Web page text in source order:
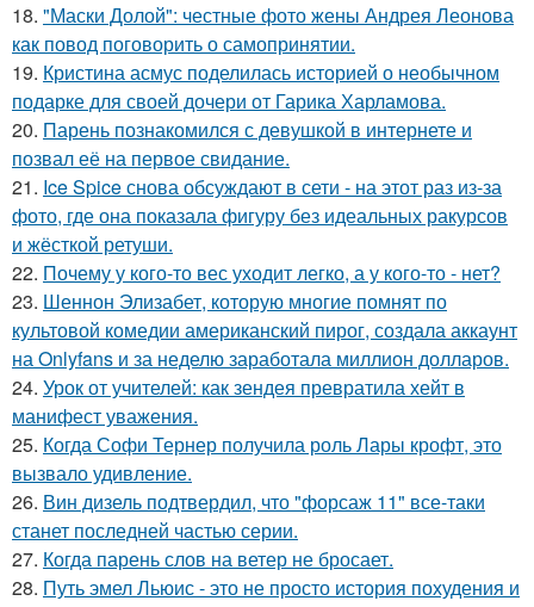
18. "Маски Долой": честные фото жены Андрея Леонова
как повод поговорить о самопринятии.
19. Кристина асмус поделилась историей о необычном
подарке для своей дочери от Гарика Харламова.
20. Парень познакомился с девушкой в интернете и
позвал её на первое свидание.
21. Ice Spice снова обсуждают в сети - на этот раз из-за
фото, где она показала фигуру без идеальных ракурсов
и жёсткой ретуши.
22. Почему у кого-то вес уходит легко, а у кого-то - нет?
23. Шеннон Элизабет, которую многие помнят по
культовой комедии американский пирог, создала аккаунт
на Onlyfans и за неделю заработала миллион долларов.
24. Урок от учителей: как зендея превратила хейт в
манифест уважения.
25. Когда Софи Тернер получила роль Лары крофт, это
вызвало удивление.
26. Вин дизель подтвердил, что "форсаж 11" все-таки
станет последней частью серии.
27. Когда парень слов на ветер не бросает.
28. Путь эмел Льюис - это не просто история похудения и